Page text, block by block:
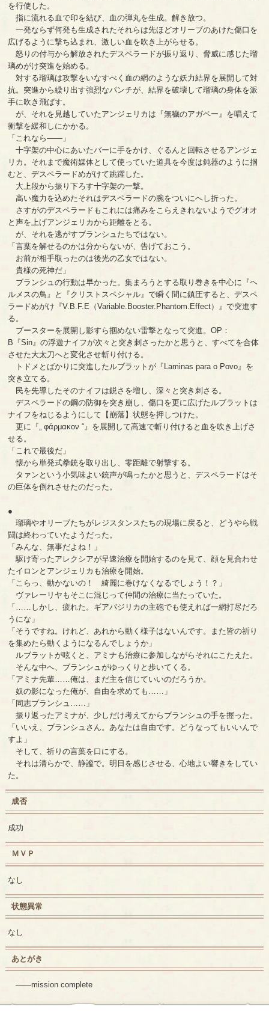
を行使した。
指に流れる血で印を結び、血の弾丸を生成。解き放つ。
一発ならず何発も生成されたそれらは先ほどオリーブのあけた傷口を
広げるように撃ち込まれ、激しい血を吹き上がらせる。
怒りの付与から解放されたデスペラードが振り返り、脅威に感じた瑠
璃めがけ突進を始める。
対する瑠璃は攻撃をいなすべく血の網のような妖力結界を展開して対
抗。突進から繰り出す強烈なパンチが、結界を破壊して瑠璃の身体を派
手に吹き飛ばす。
が、それを見越していたアンジェリカは『無穢のアガペー』を唱えて
衝撃を緩和しにかかる。
「これなら――」
十字架の中心にあいたバーに手をかけ、ぐるんと回転させるアンジェ
リカ。それまで魔術媒体として使っていた道具を今度は鈍器のように掴
むと、デスペラードめがけて跳躍した。
大上段から振り下ろす十字架の一撃。
高い魔力を込めたそれはデスペラードの腕をついにへし折った。
さすがのデスペラードもこれには痛みをこらえきれないようでグオオ
と声を上げアンジェリカから距離をとる。
が、それを逃がすブランシュたちではない。
「言葉を解せるのかは分からないが、告げておこう。
お前が相手取ったのは後光の乙女ではない。
貴様の死神だ」
ブランシュの行動は早かった。集まろうとする取り巻きを中心に『ヘ
ルメスの鳥』と『クリストスペシャル』で瞬く間に鎮圧すると、デスペ
ラードめがけ『V.B.F.E（Variable.Booster.Phantom.Effect）』で突進す
る。
ブースターを展開し影すら掴めない雷撃となって突進。OP：
B『Sin』の浮遊ナイフが次々と突き刺さったかと思うと、すべてを合体
させた大太刀へと変化させ斬り付ける。
トドメとばかりに突進したルブラットが『Laminas para o Povo』を
突き立てる。
民を先導したそのナイフは鋭さを増し、深々と突き刺さる。
デスペラードの鋼の防御を突き崩し、傷口を更に広げたルブラットは
ナイフをねじるようにして【崩落】状態を押しつけた。
更に『„ φάρμακον “』を展開して高速で斬り付けると血を吹き上げさ
せる。
「これで最後だ」
懐から単発式拳銃を取り出し、零距離で射撃する。
タァンという小気味よい銃声が鳴ったかと思うと、デスペラードはそ
の巨体を倒れさせたのだった。
●
瑠璃やオリーブたちがレジスタンスたちの現場に戻ると、どうやら戦
闘は終わっていたようだった。
「みんな、無事だよね！」
駆け寄ったアレクシアが早速治療を開始するのを見て、顔を見合わせ
たイロンとアンジェリカも治療を開始。
「こらっ、動かないの！ 綺麗に巻けなくなるでしょう！？」
ヴァレーリヤもそこに混じって仲間の治療に当たっていた。
「……しかし、疲れた。ギアバジリカの主砲でも使えれば一網打尽だろ
うにな」
「そうですね。けれど、あれから動く様子はないんです。また皆の祈り
を集めたら動くようになるんでしょうか」
ルブラットが呟くと、アミナも治療に参加しながらそれにこたえた。
そんな中へ、ブランシュがゆっくりと歩いてくる。
「アミナ先輩……俺は、まだ主を信じていいのだろうか。
奴の影になった俺が、自由を求めても……」
「同志ブランシュ……」
振り返ったアミナが、少しだけ考えてからブランシュの手を握った。
「いいえ、ブランシュさん。あなたは自由です。どうなってもいいんで
すよ」
そして、祈りの言葉を口にする。
それは清らかで、静謐で。明日を感じさせる、心地よい響きをしてい
た。
成否
成功
ＭＶＰ
なし
状態異常
なし
あとがき
――mission complete